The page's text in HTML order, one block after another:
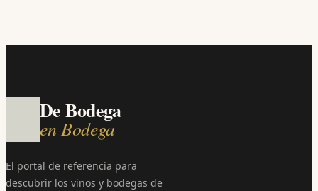
De Bodega
en Bodega
El portal de referencia para
descubrir los vinos y bodegas de